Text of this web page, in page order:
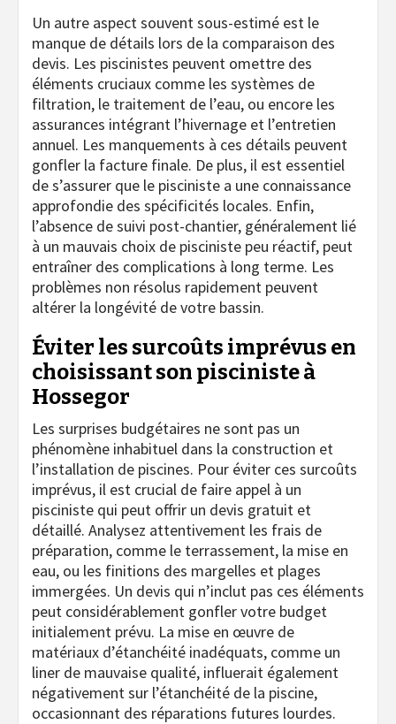
Un autre aspect souvent sous-estimé est le
manque de détails lors de la comparaison des
devis. Les piscinistes peuvent omettre des
éléments cruciaux comme les systèmes de
filtration, le traitement de l’eau, ou encore les
assurances intégrant l’hivernage et l’entretien
annuel. Les manquements à ces détails peuvent
gonfler la facture finale. De plus, il est essentiel
de s’assurer que le pisciniste a une connaissance
approfondie des spécificités locales. Enfin,
l’absence de suivi post-chantier, généralement lié
à un mauvais choix de pisciniste peu réactif, peut
entraîner des complications à long terme. Les
problèmes non résolus rapidement peuvent
altérer la longévité de votre bassin.
Éviter les surcoûts imprévus en
choisissant son pisciniste à
Hossegor
Les surprises budgétaires ne sont pas un
phénomène inhabituel dans la construction et
l’installation de piscines. Pour éviter ces surcoûts
imprévus, il est crucial de faire appel à un
pisciniste qui peut offrir un devis gratuit et
détaillé. Analysez attentivement les frais de
préparation, comme le terrassement, la mise en
eau, ou les finitions des margelles et plages
immergées. Un devis qui n’inclut pas ces éléments
peut considérablement gonfler votre budget
initialement prévu. La mise en œuvre de
matériaux d’étanchéité inadéquats, comme un
liner de mauvaise qualité, influerait également
négativement sur l’étanchéité de la piscine,
occasionnant des réparations futures lourdes.